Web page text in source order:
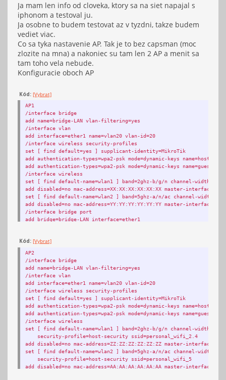
Ja mam len info od cloveka, ktory sa na siet napajal s
iphonom a testoval ju.
Ja osobne to budem testovat az v tyzdni, takze budem
vediet viac.
Co sa tyka nastavenie AP. Tak je to bez capsman (moc
zlozite na mna) a nakoniec su tam len 2 AP a menit sa
tam toho vela nebude.
Konfiguracie oboch AP
Kód: [Vybrat]
AP1
/interface bridge
add name=bridge-LAN vlan-filtering=yes
/interface vlan
add interface=ether1 name=vlan20 vlan-id=20
/interface wireless security-profiles
set [ find default=yes ] supplicant-identity=MikroTik
add authentication-types=wpa2-psk mode=dynamic-keys name=host-
add authentication-types=wpa2-psk mode=dynamic-keys
/interface wireless
set [ find default-name=wlan1 ] band=2ghz-b/g/n channel-
add disabled=no mac-address=XX:XX:XX:XX:XX:XX master-
set [ find default-name=wlan2 ] band=5ghz-a/n/ac channel-
add disabled=no mac-address=YY:YY:YY:YY:YY:YY master-
/interface bridge port
add bridge=bridge-LAN interface=ether1
add bridge=bridge-LAN interface=vlan20 pvid=20
add bridge=bridge-LAN interface=wlan2-guest pvid=20
/interface bridge vlan
add bridge=bridge-LAN tagged=ether1 untagged=wlan1,wlan2 vlan-
add bridge=bridge-LAN tagged=ether1 untagged=wlan1-guest,wlan2-
/ip address
add address=192.168.150.5/24 interface=bridge-LAN
/ip route
add distance=1 gateway=192.168.150.1
/system identity
set name=ap_1_xx
Kód: [Vybrat]
AP2
/interface bridge
add name=bridge-LAN vlan-filtering=yes
/interface vlan
add interface=ether1 name=vlan20 vlan-id=20
/interface wireless security-profiles
set [ find default=yes ] supplicant-identity=MikroTik
add authentication-types=wpa2-psk mode=dynamic-keys name=host-
add authentication-types=wpa2-psk mode=dynamic-keys
/interface wireless
set [ find default-name=wlan1 ] band=2ghz-b/g/n channel-width=20/
security-profile=host-security ssid=personal_wifi_2.4
add disabled=no mac-address=ZZ:ZZ:ZZ:ZZ:ZZ:ZZ master-
set [ find default-name=wlan2 ] band=5ghz-a/n/ac channel-width=20/
security-profile=host-security ssid=personal_wifi_5
add disabled=no mac-address=AA:AA:AA:AA:AA:AA master-